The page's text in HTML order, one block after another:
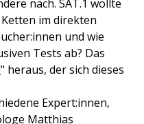
nach. SAT.1 wollte
im direkten
und wie
Tests ab? Das
" heraus, der sich dieses
Expert:innen,
Matthias